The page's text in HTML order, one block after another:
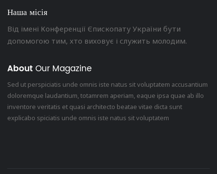
Наша місія
Від імені Конференції Єпископату України бути
допомогою тим, хто виховує і служить молодим.
About Our Magazine
Sed ut perspiciatis unde omnis iste natus sit voluptatem accusantium
doloremque laudantium, totamrem aperiam, eaque ipsa quae ab illo
inventore veritatis et quasi architecto beatae vitae dicta sunt
explicabo spiciatis unde omnis iste natus sit voluptatem